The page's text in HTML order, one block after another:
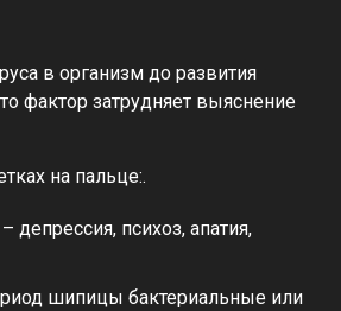
в организм до развития
фактор затрудняет выяснение
на пальце:.
депрессия, психоз, апатия,
шипицы бактериальные или